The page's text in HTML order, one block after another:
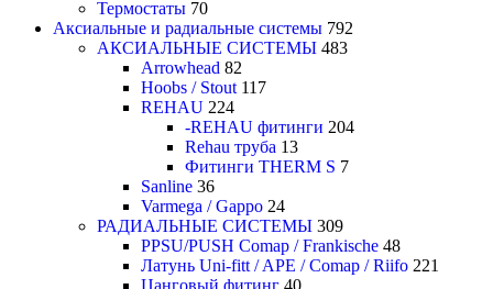
Термостаты 70
Аксиальные и радиальные системы 792
АКСИАЛЬНЫЕ СИСТЕМЫ 483
Arrowhead 82
Hoobs / Stout 117
REHAU 224
-REHAU фитинги 204
Rehau труба 13
Фитинги THERM S 7
Sanline 36
Varmega / Gappo 24
РАДИАЛЬНЫЕ СИСТЕМЫ 309
PPSU/PUSH Comap / Frankische 48
Латунь Uni-fitt / APE / Comap / Riifo 221
Цанговый фитинг 40